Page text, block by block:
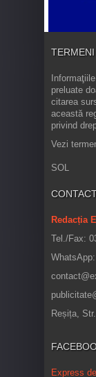
preluate
citarea
această
privind
Vezi
SOL
Redacția
Tel./Fax:
Reșița,
Express